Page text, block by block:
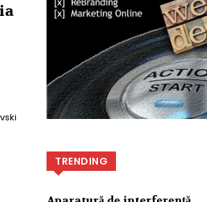
TRENDING